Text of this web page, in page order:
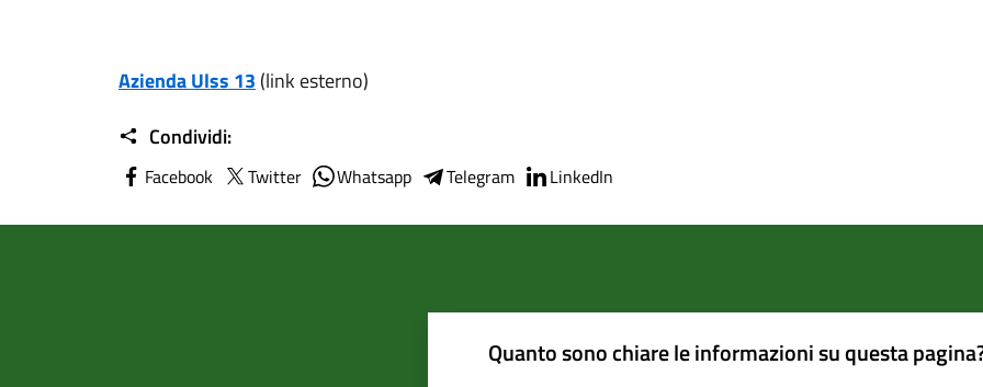
Azienda Ulss 13 (link esterno)
Condividi:
Facebook Twitter Whatsapp Telegram LinkedIn
Quanto sono chiare le informazioni su questa